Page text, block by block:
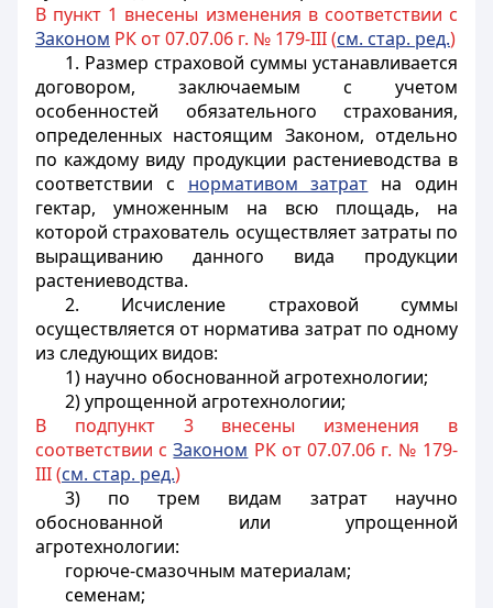
В пункт 1 внесены изменения в соответствии с
Законом РК от 07.07.06 г. № 179-III (см. стар. ред.)
1. Размер страховой суммы устанавливается
договором, заключаемым с учетом
особенностей обязательного страхования,
определенных настоящим Законом, отдельно
по каждому виду продукции растениеводства в
соответствии с нормативом затрат на один
гектар, умноженным на всю площадь, на
которой страхователь осуществляет затраты по
выращиванию данного вида продукции
растениеводства.
2. Исчисление страховой суммы
осуществляется от норматива затрат по одному
из следующих видов:
1) научно обоснованной агротехнологии;
2) упрощенной агротехнологии;
В подпункт 3 внесены изменения в
соответствии сЗаконом РК от 07.07.06 г. № 179-
III (см. стар. ред.)
3) по трем видам затрат научно
обоснованной или упрощенной
агротехнологии:
горюче-смазочным материалам;
семенам;